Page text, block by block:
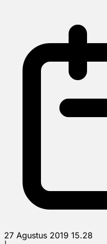
27 Agustus 2019 15.28